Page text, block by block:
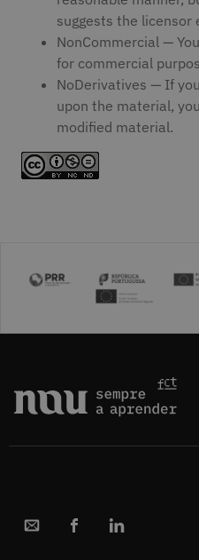
suggests the licensor
NonCommercial —
for commercial
NoDerivatives — If
upon the material,
modified material.